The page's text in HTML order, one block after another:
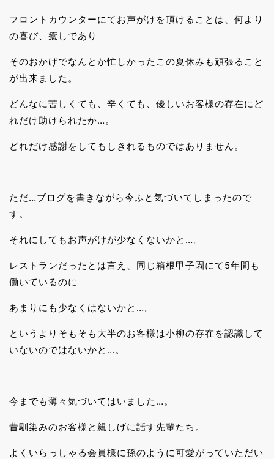
フロントカウンターにてお声がけを頂けることは、何より
の喜び、癒しであり
そのおかげでなんとか忙しかったこの夏休みも頑張ること
が出来ました。
どんなに苦しくても、辛くても、優しいお客様の存在にど
れだけ助けられたか…。
どれだけ感謝をしてもしきれるものではありません。
ただ…ブログを書きながら今ふと気づいてしまったので
す。
それにしてもお声がけが少なくないかと…。
レストランだったとは言え、同じ箱根甲子園にて5年間も
働いているのに
あまりにも少なくはないかと…。
というよりそもそも大半のお客様は小柳の存在を認識して
いないのではないかと…。
今までも薄々気づいてはいました…。
昔馴染みのお客様と親しげに話す先輩たち。
よくいらっしゃる会員様に孫のように可愛がっていただい